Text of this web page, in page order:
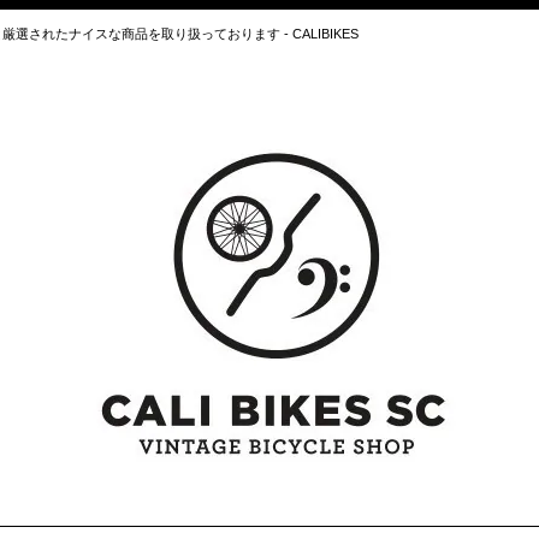
選されたナイスな商品を取り扱っております - CALIBIKES